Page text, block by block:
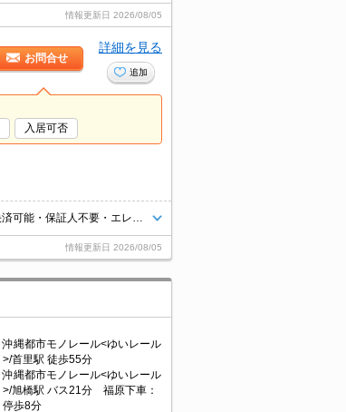
情報更新日 2026/08/05
お問合せ
詳細を見る
追加
入居可否
情報更新日 2026/08/05
沖縄都市モノレール<ゆいレール
>/首里駅 徒歩55分
沖縄都市モノレール<ゆいレール
>/旭橋駅 バス21分 福原下車：
停歩8分